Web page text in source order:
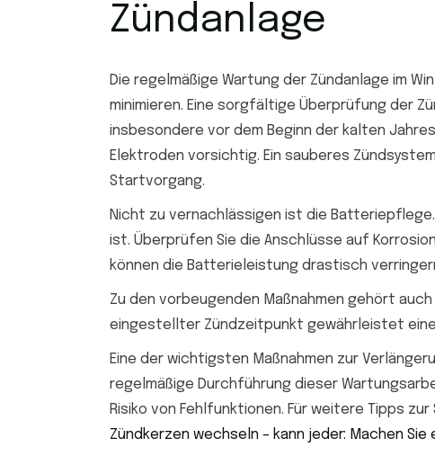
Zündanlage
Die regelmäßige Wartung der Zündanlage im
minimieren. Eine sorgfältige Überprüfung der
insbesondere vor dem Beginn der kalten
Elektroden vorsichtig. Ein sauberes
Startvorgang.
Nicht zu vernachlässigen ist die
ist. Überprüfen Sie die Anschlüsse auf
können die Batterieleistung drastisch
Zu den vorbeugenden Maßnahmen gehört
eingestellter Zündzeitpunkt gewährleistet
Eine der wichtigsten Maßnahmen zur
regelmäßige Durchführung dieser
Risiko von Fehlfunktionen. Für weitere Tipps
Zündkerzen wechseln – kann jeder: Machen